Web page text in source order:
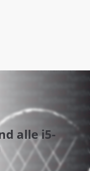
alle i5-